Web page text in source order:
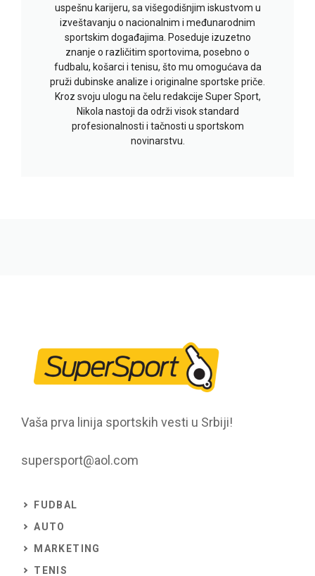
uspešnu karijeru, sa višegodišnjim iskustvom u
izveštavanju o nacionalnim i međunarodnim
sportskim događajima. Poseduje izuzetno
znanje o različitim sportovima, posebno o
fudbalu, košarci i tenisu, što mu omogućava da
pruži dubinske analize i originalne sportske priče.
Kroz svoju ulogu na čelu redakcije Super Sport,
Nikola nastoji da održi visok standard
profesionalnosti i tačnosti u sportskom
novinarstvu.
Vaša prva linija sportskih vesti u Srbiji!
supersport@aol.com
FUDBAL
AUTO
MARKETING
TENIS